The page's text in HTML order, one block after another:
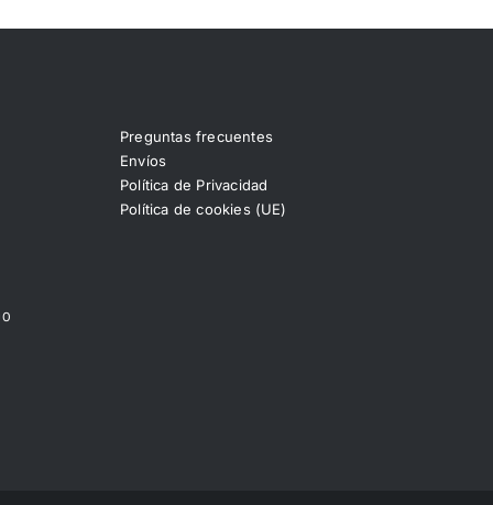
Preguntas frecuentes
Envíos
Política de Privacidad
Política de cookies (UE)